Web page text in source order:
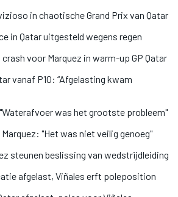
in chaotische Grand Prix van Qatar
in Qatar uitgesteld wegens regen
voor Marquez in warm-up GP Qatar
vanaf P10: “Afgelasting kwam
was het grootste probleem"
"Het was niet veilig genoeg"
steunen beslissing van wedstrijdleiding
afgelast, Viñales erft poleposition